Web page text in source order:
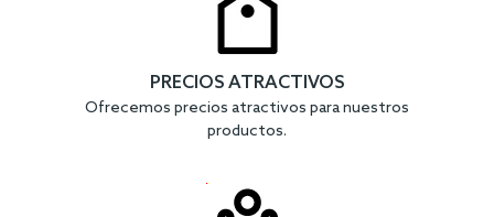
PRECIOS ATRACTIVOS
Ofrecemos precios atractivos para nuestros
productos.